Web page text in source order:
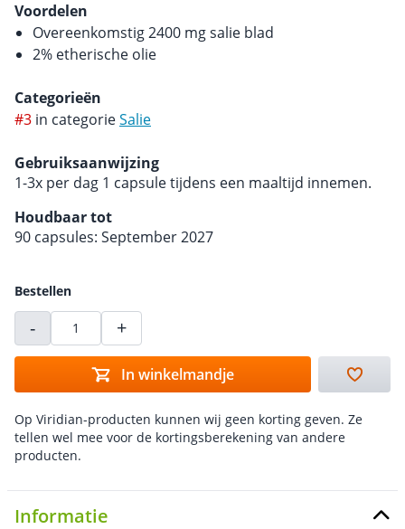
Voordelen
Overeenkomstig 2400 mg salie blad
2% etherische olie
Categorieën
#3 in categorieSalie
Gebruiksaanwijzing
1-3x per dag 1 capsule tijdens een maaltijd innemen.
Houdbaar tot
90 capsules: September 2027
Bestellen
- +
In winkelmandje
Op Viridian-producten kunnen wij geen korting geven. Ze
tellen wel mee voor de kortingsberekening van andere
producten.
Informatie